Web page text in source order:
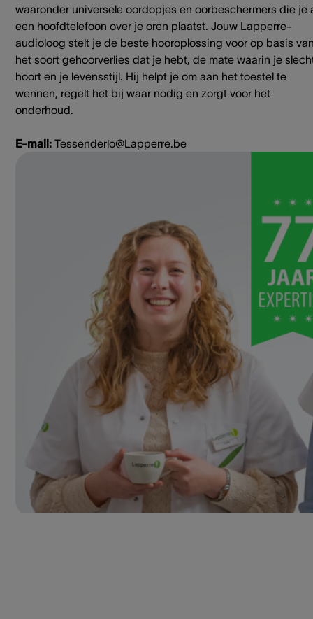
waaronder universele oordopjes en oorbeschermers die je
een hoofdtelefoon over je oren plaatst. Jouw Lapperre-
audioloog stelt je de beste hooroplossing voor op basis
het soort gehoorverlies dat je hebt, de mate waarin je
hoort en je levensstijl. Hij helpt je om aan het toestel te
wennen, regelt het bij waar nodig en zorgt voor het
onderhoud.
E-mail: Tessenderlo@Lapperre.be